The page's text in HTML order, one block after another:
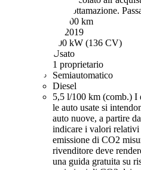
permuta o rottamazione.
49.000 km
06/2019
100 kW (136 CV)
Usato
1 proprietario
Semiautomatico
Diesel
5,5 l/100 km (comb.) I
le auto usate si
auto nuove, a partire
indicare i valori relativi
emissione di CO2
rivenditore deve
una guida gratuita su